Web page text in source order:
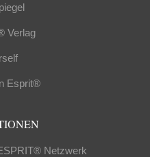
Verlag
Esprit®
Netzwerk